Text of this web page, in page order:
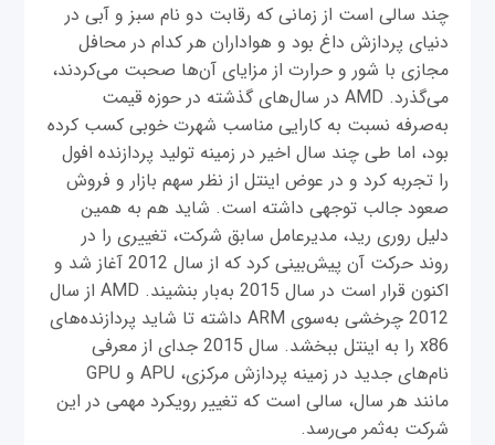
چند سالی است از زمانی که رقابت دو نام سبز و آبی در
دنیای پردازش داغ بود و هواداران هر کدام در محافل
مجازی با شور و حرارت از مزایای آن‌ها صحبت می‌کردند،
می‌گذرد. AMD در سال‌های گذشته در حوزه قیمت
به‌صرفه نسبت به کارایی مناسب شهرت خوبی کسب کرده
بود، اما طی چند سال اخیر در زمینه تولید پردازنده افول
را تجربه کرد و در عوض اینتل از نظر سهم بازار و فروش
صعود جالب توجهی داشته است. شاید هم به همین
دلیل روری رید، مدیرعامل سابق شرکت، تغییری را در
روند حرکت آن پیش‌بینی کرد که از سال 2012 آغاز شد و
اکنون قرار است در سال 2015 به‌بار بنشیند. AMD از سال
2012 چرخشی به‌سوی ARM داشته تا شاید پردازنده‌های
x86 را به اینتل ببخشد. سال 2015 جدای از معرفی
نام‌های جدید در زمینه پردازش مرکزی، APU و GPU
مانند هر سال، سالی است که تغییر رویکرد مهمی در این
شرکت به‌ثمر می‌رسد.